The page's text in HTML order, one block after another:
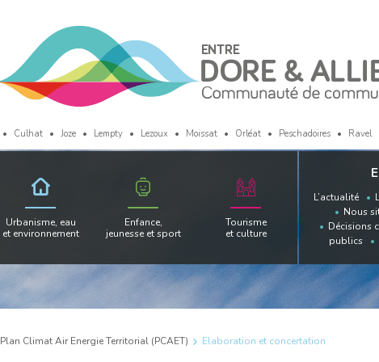
Culhat Joze Lempty Lezoux Moissat Orléat Peschadoires Ravel
Urbanisme, eau
et environnement
Enfance,
jeunesse et sport
Tourisme
et culture
L’actualité
Nous
Décisions
publics
Plan Climat Air Energie Territorial (PCAET) Elaboration et concertation